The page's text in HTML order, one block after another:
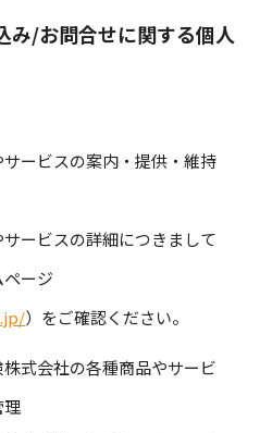
み/お問合せに関する個人
ービスの案内・提供・維持
ービスの詳細につきまして
ージ
）をご確認ください。
式会社の各種商品やサービ
理